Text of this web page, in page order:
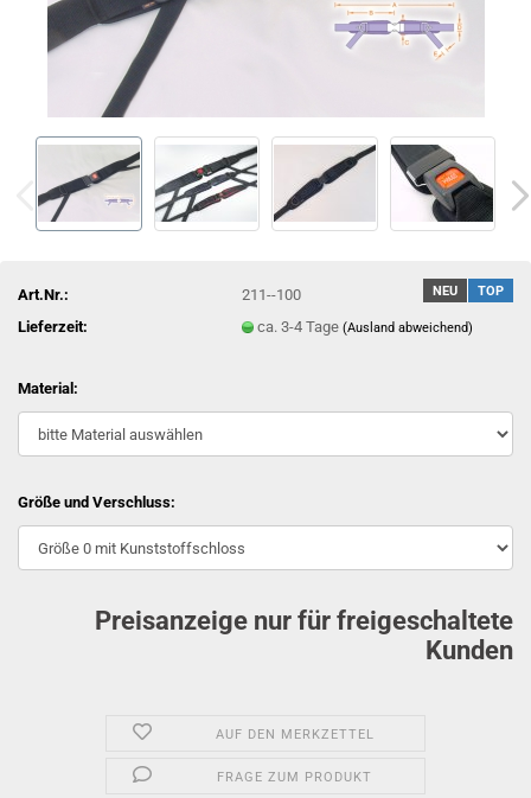
NEU TOP
Art.Nr.:
211--100
Lieferzeit:
ca. 3-4 Tage(Ausland abweichend)
Material:
Größe und Verschluss:
Preisanzeige nur für freigeschaltete
Kunden
AUF DEN MERKZETTEL
FRAGE ZUM PRODUKT